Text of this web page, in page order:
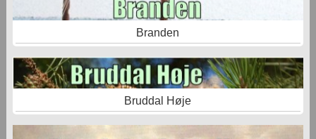
Branden
Bruddal Høje